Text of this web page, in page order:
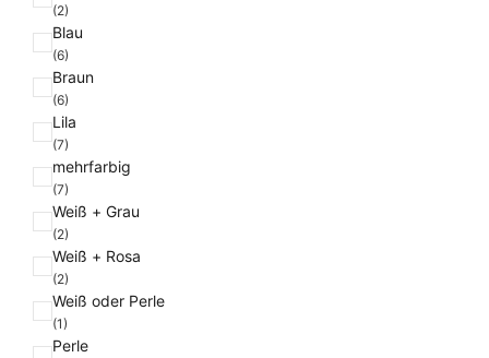
b
e
(2)
Blau
(6)
Braun
(6)
Lila
(7)
mehrfarbig
(7)
Weiß + Grau
(2)
Weiß + Rosa
(2)
Weiß oder Perle
(1)
Perle